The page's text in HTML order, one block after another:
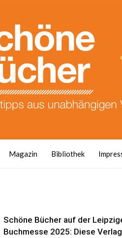
Magazin Bibliothek
Schöne Bücher auf der
Buchmesse 2025: Diese